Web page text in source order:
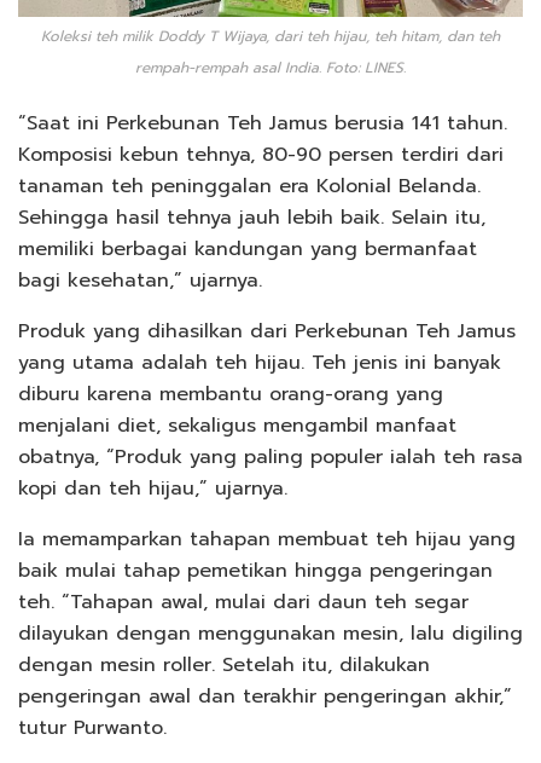
Koleksi teh milik Doddy T Wijaya, dari teh hijau, teh hitam, dan teh
rempah-rempah asal India. Foto: LINES.
“Saat ini Perkebunan Teh Jamus berusia 141 tahun.
Komposisi kebun tehnya, 80-90 persen terdiri dari
tanaman teh peninggalan era Kolonial Belanda.
Sehingga hasil tehnya jauh lebih baik. Selain itu,
memiliki berbagai kandungan yang bermanfaat
bagi kesehatan,” ujarnya.
Produk yang dihasilkan dari Perkebunan Teh Jamus
yang utama adalah teh hijau. Teh jenis ini banyak
diburu karena membantu orang-orang yang
menjalani diet, sekaligus mengambil manfaat
obatnya, “Produk yang paling populer ialah teh rasa
kopi dan teh hijau,” ujarnya.
Ia memamparkan tahapan membuat teh hijau yang
baik mulai tahap pemetikan hingga pengeringan
teh. “Tahapan awal, mulai dari daun teh segar
dilayukan dengan menggunakan mesin, lalu digiling
dengan mesin roller. Setelah itu, dilakukan
pengeringan awal dan terakhir pengeringan akhir,”
tutur Purwanto.